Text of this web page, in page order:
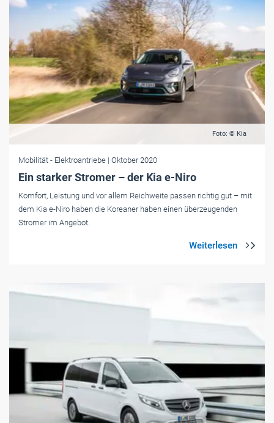
Foto: © Kia
Mobilität - Elektroantriebe | Oktober 2020
Ein starker Stromer – der Kia e-Niro
Komfort, Leistung und vor allem Reichweite passen richtig gut – mit
dem Kia e-Niro haben die Koreaner haben einen überzeugenden
Stromer im Angebot.